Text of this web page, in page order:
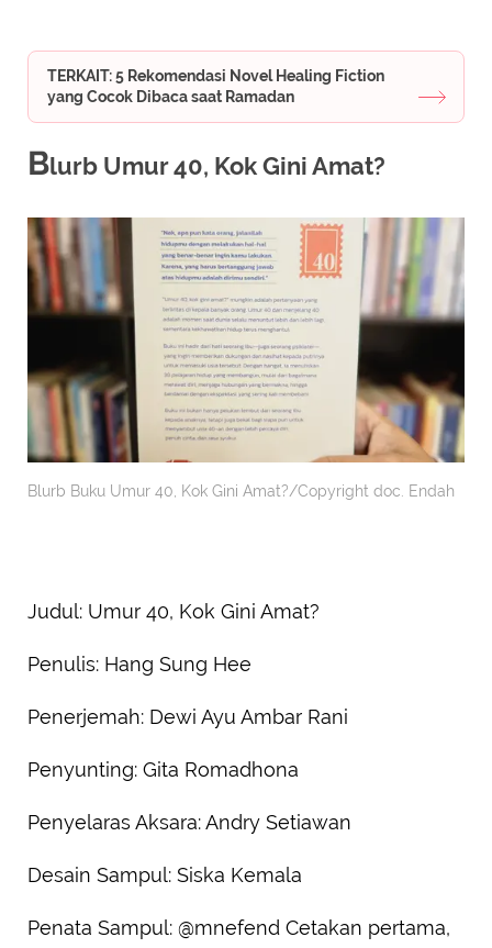
TERKAIT: 5 Rekomendasi Novel Healing Fiction
yang Cocok Dibaca saat Ramadan
Blurb Umur 40, Kok Gini Amat?
Blurb Buku Umur 40, Kok Gini Amat?/Copyright doc. Endah
Judul: Umur 40, Kok Gini Amat?
Penulis: Hang Sung Hee
Penerjemah: Dewi Ayu Ambar Rani
Penyunting: Gita Romadhona
Penyelaras Aksara: Andry Setiawan
Desain Sampul: Siska Kemala
Penata Sampul: @mnefend Cetakan pertama,